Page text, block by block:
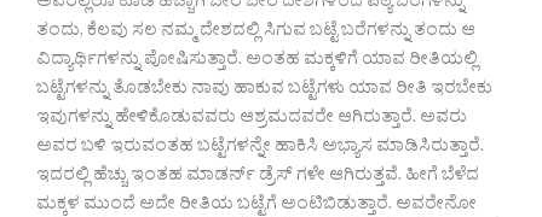
ತಂದು, ಕೆಲವು ಸಲ ನಮ್ಮ ದೇಶದಲ್ಲಿ ಸಿಗುವ ಬಟ್ಟೆ ಬರೆಗಳನ್ನು ತಂದು ಆ
ವಿದ್ಯಾರ್ಥಿಗಳನ್ನು ಪೋಷಿಸುತ್ತಾರೆ. ಅಂತಹ ಮಕ್ಕಳಿಗೆ ಯಾವ ರೀತಿಯಲ್ಲಿ
ಬಟ್ಟೆಗಳನ್ನು ತೊಡಬೇಕು ನಾವು ಹಾಕುವ ಬಟ್ಟೆಗಳು ಯಾವ ರೀತಿ ಇರಬೇಕು
ಇವುಗಳನ್ನು ಹೇಳಿಕೊಡುವವರು ಆಶ್ರಮದವರೇ ಆಗಿರುತ್ತಾರೆ. ಅವರು
ಅವರ ಬಳಿ ಇರುವಂತಹ ಬಟ್ಟೆಗಳನ್ನೇ ಹಾಕಿಸಿ ಅಭ್ಯಾಸ ಮಾಡಿಸಿರುತ್ತಾರೆ.
ಇದರಲ್ಲಿ ಹೆಚ್ಚು ಇಂತಹ ಮಾಡರ್ನ್ ಡ್ರೆಸ್ ಗಳೇ ಆಗಿರುತ್ತವೆ. ಹೀಗೆ ಬೆಳೆದ
ಮಕ್ಕಳ ಮುಂದೆ ಅದೇ ರೀತಿಯ ಬಟ್ಟೆಗೆ ಅಂಟಿಬಿಡುತ್ತಾರೆ. ಅವರೇನೋ